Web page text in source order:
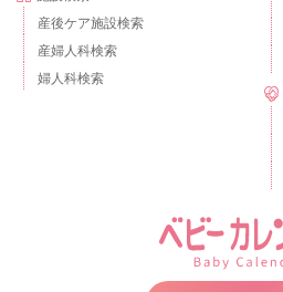
産後ケア施設検索
産婦人科検索
婦人科検索